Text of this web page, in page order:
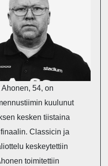
54, on
kuulunut
kesken tiistaina
Classicin ja
keskeytettiin
toimitettiin